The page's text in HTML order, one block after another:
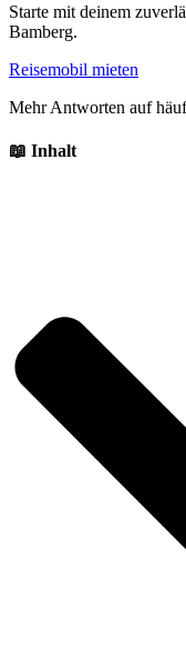
Starte mit deinem
Bamberg.
Reisemobil mieten
Mehr Antworten auf
📖 Inhalt